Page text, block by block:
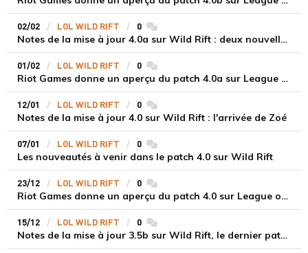
02/02 LOL WILD RIFT 0 commentaires
Notes de la mise à jour 4.0a sur Wild Rift : deux nouvelles mécaniques et des rééquilibrages
01/02 LOL WILD RIFT 0 commentaires
Riot Games donne un aperçu du patch 4.0a sur League of Legends Wild Rift
12/01 LOL WILD RIFT 0 commentaires
Notes de la mise à jour 4.0 sur Wild Rift : l'arrivée de Zoé
07/01 LOL WILD RIFT 0 commentaires
Les nouveautés à venir dans le patch 4.0 sur Wild Rift
23/12 LOL WILD RIFT 0 commentaires
Riot Games donne un aperçu du patch 4.0 sur League of Legends Wild Rift
15/12 LOL WILD RIFT 0 commentaires
Notes de la mise à jour 3.5b sur Wild Rift, le dernier patch de l'année